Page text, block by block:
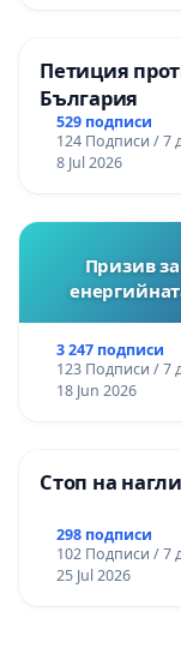
Петиция
България
529 подписи
124 Подписи / 7
8 Jul 2026
Призив
3 247 подписи
123 Подписи / 7
18 Jun 2026
Стоп на
298 подписи
102 Подписи / 7
25 Jul 2026